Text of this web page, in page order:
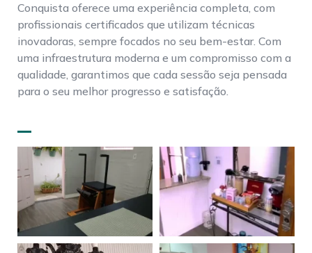
Conquista oferece uma experiência completa, com
profissionais certificados que utilizam técnicas
inovadoras, sempre focados no seu bem-estar. Com
uma infraestrutura moderna e um compromisso com a
qualidade, garantimos que cada sessão seja pensada
para o seu melhor progresso e satisfação.